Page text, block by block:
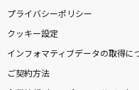
プライバシーポリシー
クッキー設定
インフォマティブデータの取得に
ご契約方法